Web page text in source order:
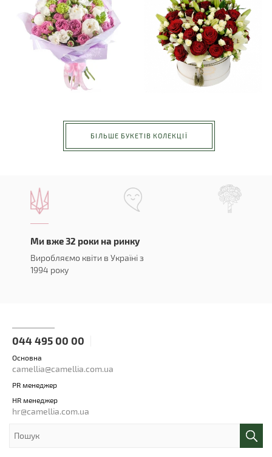
БІЛЬШЕ БУКЕТІВ КОЛЕКЦІЇ
Ми вже 32 роки на ринку
Виробляємо квіти в Україні з
1994 року
044 495 00 00
Основна
camellia@camellia.com.ua
PR менеджер
HR менеджер
hr@camellia.com.ua